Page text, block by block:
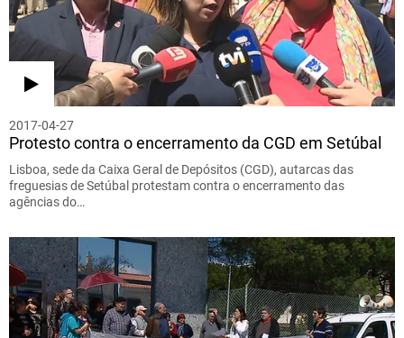
2017-04-27
Protesto contra o encerramento da CGD em Setúbal
Lisboa, sede da Caixa Geral de Depósitos (CGD), autarcas das
freguesias de Setúbal protestam contra o encerramento das
agências do…